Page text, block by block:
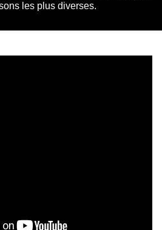
les plus diverses.